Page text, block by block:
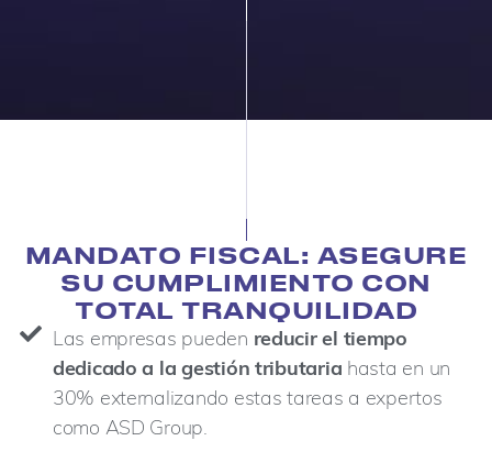
MANDATO FISCAL: ASEGURE
SU CUMPLIMIENTO CON
TOTAL TRANQUILIDAD
Las empresas pueden reducir el tiempo
dedicado a la gestión tributaria hasta en un
30% externalizando estas tareas a expertos
como ASD Group.